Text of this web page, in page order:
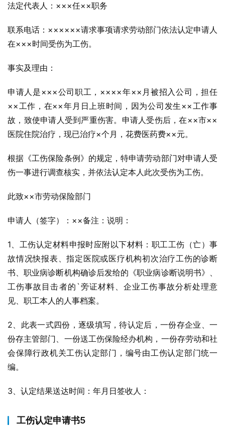
法定代表人：×××任××职务
联系电话：××××××请求事项请求劳动部门依法认定申请人
在×××时间受伤为工伤。
事实及理由：
申请人是×××公司职工，××××年××月被招入公司，担任
××工作，在××年月日上班时间，因为公司发生××工作事
故，致使申请人受到严重伤害。申请人受伤后，在××市××
医院住院治疗，现已治疗×个月，花费医药费××元。
根据《工伤保险条例》的规定，特申请劳动部门对申请人受
伤一事进行调查核实，并依法认定本人此次受伤为工伤。
此致××市劳动保险部门
申请人（签字）：××备注：说明：
1、工伤认定材料申报时应附以下材料：职工工伤（亡）事
故情况快报表、指定医院或医疗机构初次治疗工伤的诊断
书、职业病诊断机构确诊后发给的《职业病诊断说明书》、
工伤事故目击者的`旁证材料、企业工伤事故分析处理意
见、职工本人的人事档案。
2、此表一式四份，逐级填写，待认定后，一份存企业、一
份存主管部门、一份送工伤保险经办机构，一份存劳动和社
会保障行政机关工伤认定部门，编号由工伤认定部门统一
编。
3、认定结果送达时间：年月日签收人：
工伤认定申请书5